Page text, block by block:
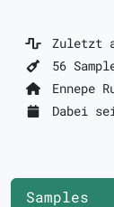
Zuletzt
56
Ennepe
Dabei
Samples